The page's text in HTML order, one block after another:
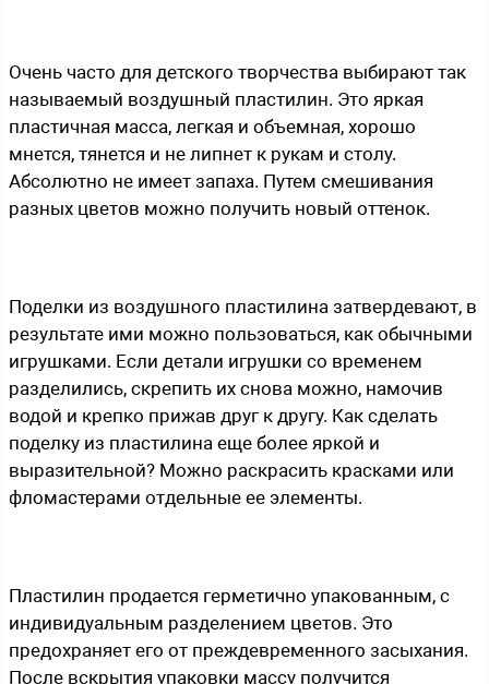
Очень часто для детского творчества выбирают так
называемый воздушный пластилин. Это яркая
пластичная масса, легкая и объемная, хорошо
мнется, тянется и не липнет к рукам и столу.
Абсолютно не имеет запаха. Путем смешивания
разных цветов можно получить новый оттенок.
Поделки из воздушного пластилина затвердевают, в
результате ими можно пользоваться, как обычными
игрушками. Если детали игрушки со временем
разделились, скрепить их снова можно, намочив
водой и крепко прижав друг к другу. Как сделать
поделку из пластилина еще более яркой и
выразительной? Можно раскрасить красками или
фломастерами отдельные ее элементы.
Пластилин продается герметично упакованным, с
индивидуальным разделением цветов. Это
предохраняет его от преждевременного засыхания.
После вскрытия упаковки массу получится